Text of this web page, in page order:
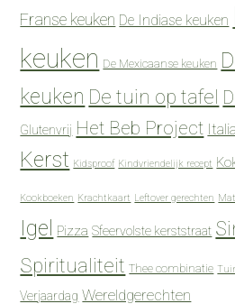
Franse keuken De Indiase keuken
keuken De Mexicaanse keuken
keuken De tuin op tafel
Glutenvrij Het Beb Project
Kerst Kidsproof Kindvriendelijk recept
Kookboeken Krachtkaart Leftover gerechten
Igel
Pizza Sfeervolste kerststraat
Spiritualiteit Thee combinatie
Verjaardag Wereldgerechten